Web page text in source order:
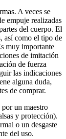
A veces se
empuje realizadas
del cuerpo. El
así como el tipo de
muy importante
de imitación
de fuerza
las indicaciones
alguna duda,
de comprar.
un maestro
y protección).
o un desgaste
del uso.